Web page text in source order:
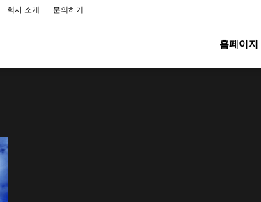
회사 소개 문의하기
홈페이지